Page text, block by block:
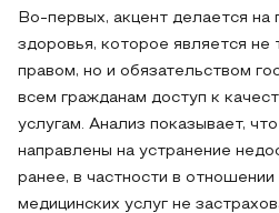
Во-первых, акцент делается на
здоровья, которое является не
правом, но и обязательством
всем гражданам доступ к
услугам. Анализ показывает,
направлены на устранение
ранее, в частности в
медицинских услуг не